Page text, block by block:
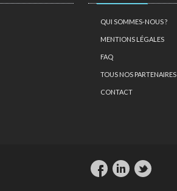
QUI SOMMES-NOUS ?
MENTIONS LÉGALES
FAQ
TOUS NOS PARTENAIRES
CONTACT